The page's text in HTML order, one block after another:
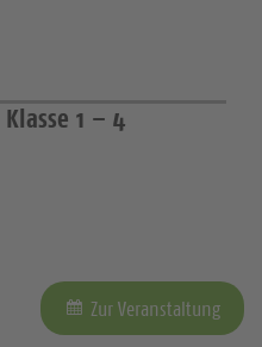
1 – 4
Zur Veranstaltung